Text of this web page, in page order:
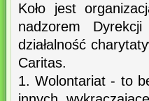
Koło jest
nadzorem
działalność
Caritas.
1. Wolontariat - to